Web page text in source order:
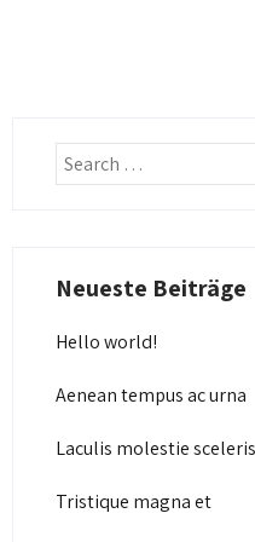
Neueste Beiträge
Hello world!
Aenean tempus ac urna
Laculis molestie
Tristique magna et